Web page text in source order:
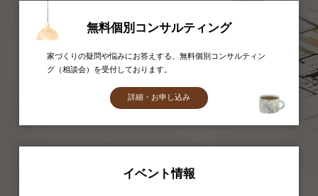
無料個別コンサルティング
家づくりの疑問や悩みにお答えする、無料個別コンサルティン
グ（相談会）を受付しております。
詳細・お申し込み
イベント情報